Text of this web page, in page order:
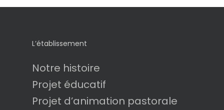
L’établissement
Notre histoire
Projet éducatif
Projet d’animation pastorale